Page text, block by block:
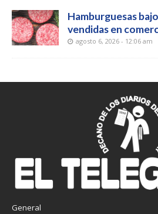
Hamburguesas
vendidas en
agosto 6, 2026 - 12:06 am
General